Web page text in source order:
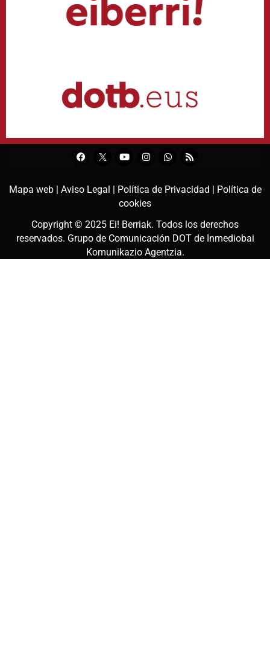
Mapa web | Aviso Legal | Política de Privacidad | Política de
cookies
Copyright © 2025 Ei! Berriak. Todos los derechos
reservados. Grupo de Comunicación DOT de Inmediobai
Komunikazio Agentzia.